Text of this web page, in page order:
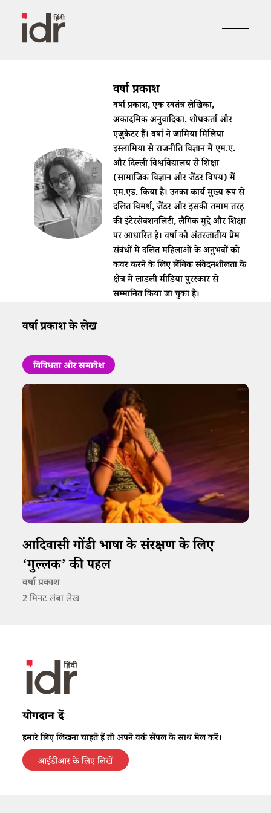
वर्षा प्रकाश
वर्षा प्रकाश, एक स्वतंत्र लेखिका,
अकादमिक अनुवादिका, शोधकर्ता और
एजुकेटर हैं। वर्षा ने जामिया मिलिया
इस्लामिया से राजनीति विज्ञान में एम.ए.
और दिल्ली विश्वविद्यालय से शिक्षा
(सामाजिक विज्ञान और जेंडर विषय) में
एम.एड. किया है। उनका कार्य मुख्य रूप से
दलित विमर्श, जेंडर और इसकी तमाम तरह
की इंटेरसेक्शनलिटी, लैंगिक मुद्दे और शिक्षा
पर आधारित है। वर्षा को अंतरजातीय प्रेम
संबंधों में दलित महिलाओं के अनुभवों को
कवर करने के लिए लैंगिक संवेदनशीलता के
क्षेत्र में लाडली मीडिया पुरस्कार से
सम्मानित किया जा चुका है।
वर्षा प्रकाश के लेख
विविधता और समावेश
आदिवासी गोंडी भाषा के संरक्षण के लिए
‘गुल्लक’ की पहल
वर्षा प्रकाश
2 मिनट लंबा लेख
योगदान दें
हमारे लिए लिखना चाहते हैं तो अपने वर्क सैंपल के साथ मेल करें।
आईडीआर के लिए लिखें